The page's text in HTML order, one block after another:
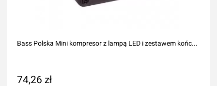
Bass Polska Mini kompresor z lampą LED i zestawem końc...
74,26 zł